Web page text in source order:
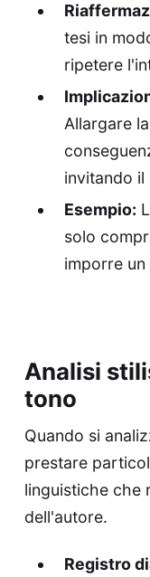
tesi in
ripetere
Allargare
invitando
Esempio:
solo
imporre
Analisi
tono
Quando si
prestare
linguistiche che
dell'autore.
Registro